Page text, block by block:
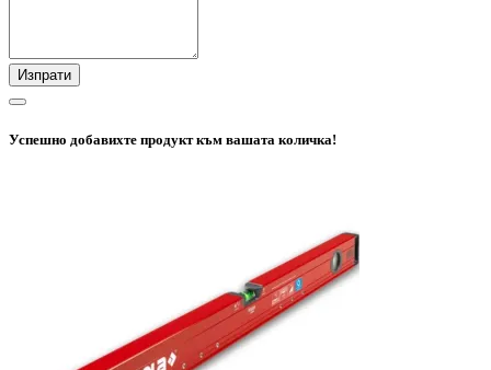
Изпрати
Успешно добавихте продукт към вашата количка!